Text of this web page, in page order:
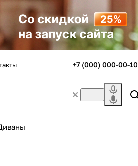
+7 (000) 000-00-10